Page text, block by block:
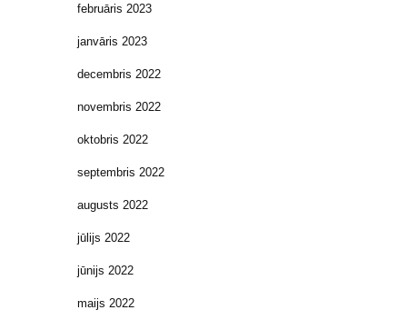
februāris 2023
janvāris 2023
decembris 2022
novembris 2022
oktobris 2022
septembris 2022
augusts 2022
jūlijs 2022
jūnijs 2022
maijs 2022